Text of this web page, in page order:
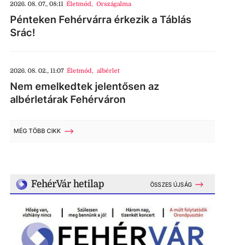
2026. 08. 07., 08:11 Életmód, Országalma
Pénteken Fehérvárra érkezik a Táblás
Srác!
2026. 08. 02., 11:07 Életmód, albérlet
Nem emelkedtek jelentősen az
albérletárak Fehérváron
MÉG TÖBB CIKK
FehérVár hetilap ÖSSZES ÚJSÁG